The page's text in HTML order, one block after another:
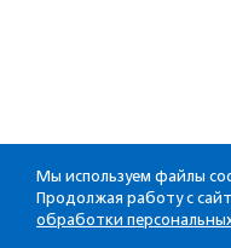
Мы используем файлы
Продолжая работу с
обработки